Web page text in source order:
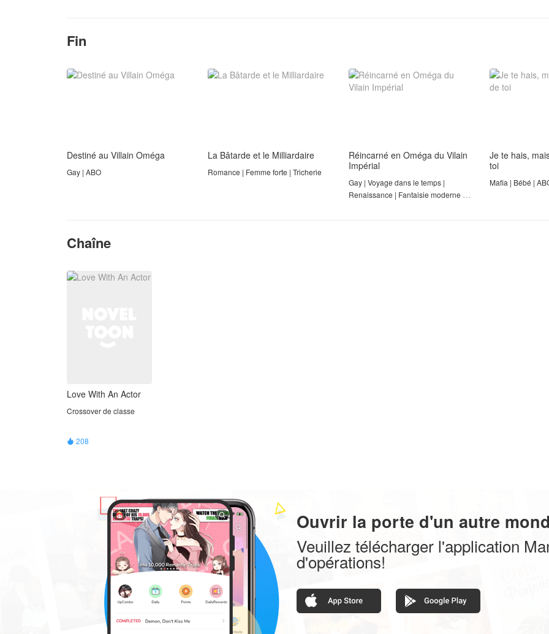
Fin
Destiné au Villain Oméga
Gay | ABO
La Bâtarde et le Milliardaire
Romance | Femme forte | Tricherie
Réincarné en Oméga du Vilain
Impérial
Gay | Voyage dans le temps |
Renaissance | Fantaisie moderne |
Je te hais,
toi
Mafia | Bébé |
Chaîne
Love With An Actor
Crossover de classe
 208
Ouvrir la porte d'un autre
Veuillez télécharger l'application
d'opérations!